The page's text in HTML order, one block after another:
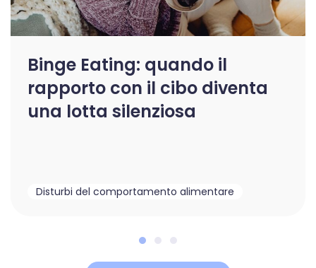
Binge Eating: quando il
rapporto con il cibo diventa
una lotta silenziosa
Disturbi del comportamento alimentare